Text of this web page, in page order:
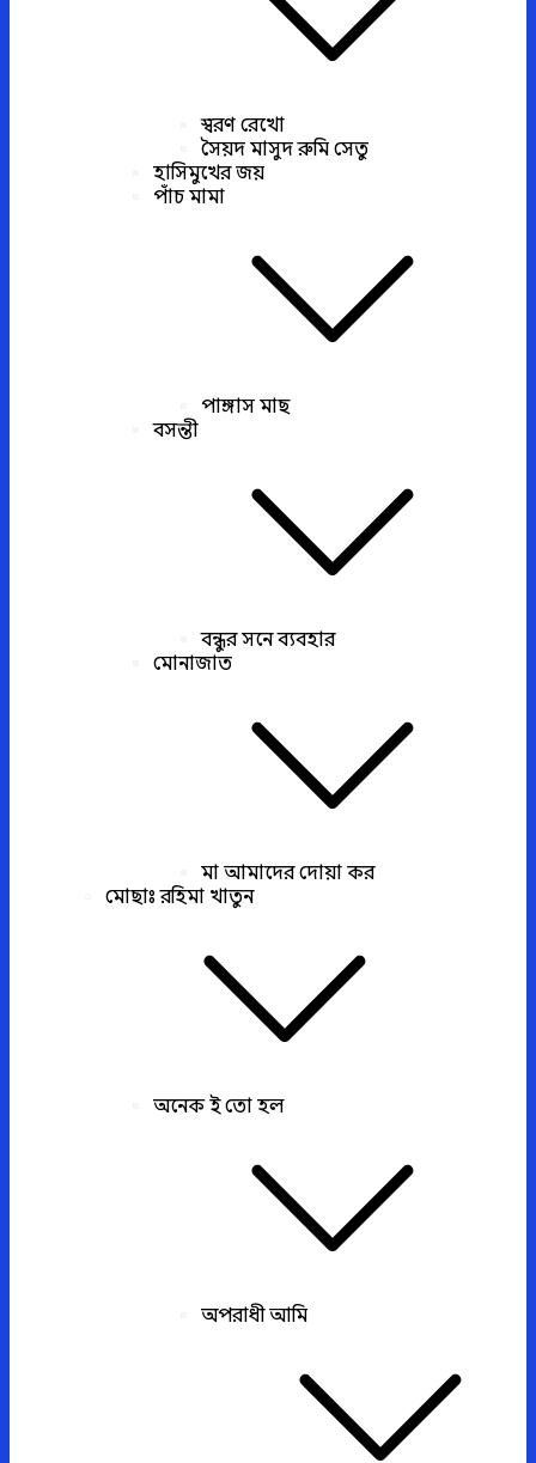
স্বরণ রেখো
সৈয়দ মাসুদ রুমি সেতু
হাসিমুখের জয়
পাঁচ মামা
পাঙ্গাস মাছ
বসন্তী
বন্ধুর সনে ব্যবহার
মোনাজাত
মা আমাদের দোয়া কর
মোছাঃ রহিমা খাতুন
অনেক ই তো হল
অপরাধী আমি